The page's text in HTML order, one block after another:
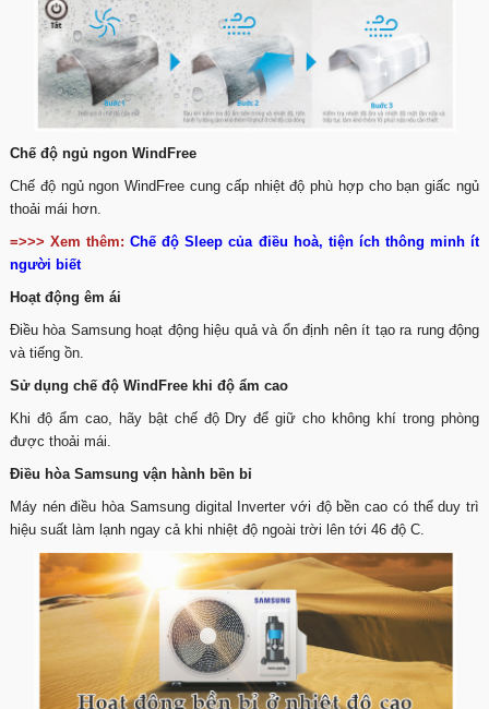
Chế độ ngủ ngon WindFree
Chế độ ngủ ngon WindFree cung cấp nhiệt độ phù hợp cho bạn giấc ngủ
thoải mái hơn.
=>>> Xem thêm:Chế độ Sleep của điều hoà, tiện ích thông minh ít
người biết
Hoạt động êm ái
Điều hòa Samsung hoạt động hiệu quả và ổn định nên ít tạo ra rung động
và tiếng ồn.
Sử dụng chế độ WindFree khi độ ẩm cao
Khi độ ẩm cao, hãy bật chế độ Dry để giữ cho không khí trong phòng
được thoải mái.
Điều hòa Samsung vận hành bền bỉ
Máy nén điều hòa Samsung digital Inverter với độ bền cao có thể duy trì
hiệu suất làm lạnh ngay cả khi nhiệt độ ngoài trời lên tới 46 độ C.